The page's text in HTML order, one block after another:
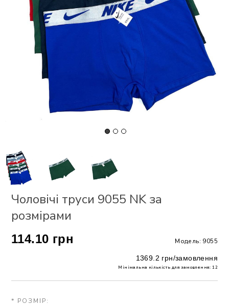
Чоловічі труси 9055 NK за
розмірами
114.10 грн Модель: 9055
1369.2 грн/замовлення
Мінімальна кількість для замовлення: 12
* РОЗМІР: